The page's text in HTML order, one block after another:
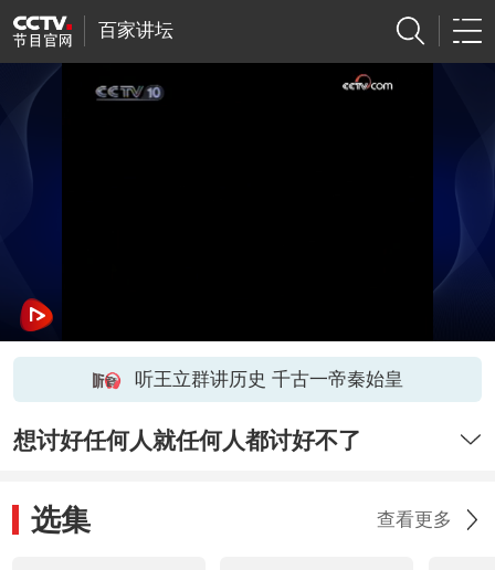
百家讲坛
听王立群讲历史 千古一帝秦始皇
想讨好任何人就任何人都讨好不了
选集 查看更多